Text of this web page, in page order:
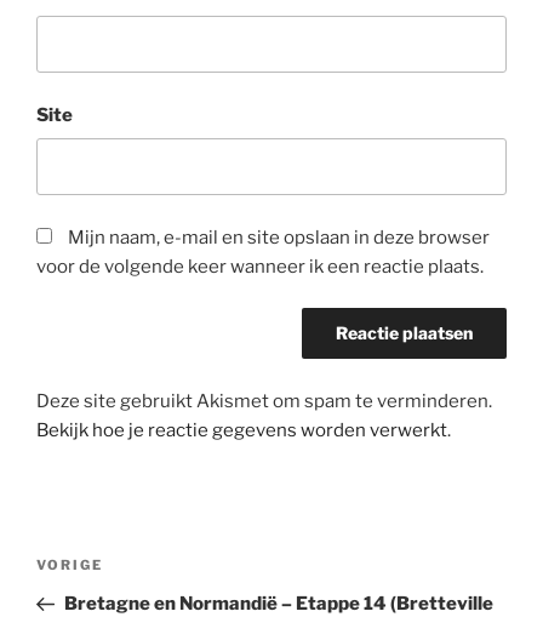
Site
Mijn naam, e-mail en site opslaan in deze browser
voor de volgende keer wanneer ik een reactie plaats.
Deze site gebruikt Akismet om spam te verminderen.
Bekijk hoe je reactie gegevens worden verwerkt.
Bericht
Vorig
bericht
VORIGE
Bretagne en Normandië – Etappe 14 (Bretteville